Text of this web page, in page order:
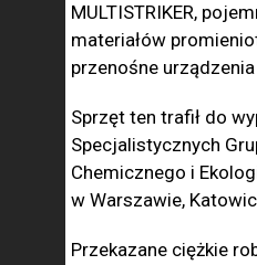
MULTISTRIKER,
materiałów
przenośne urządzenia
Sprzęt ten trafił do
Specjalistycznych
Chemicznego i
w Warszawie,
Przekazane ciężkie